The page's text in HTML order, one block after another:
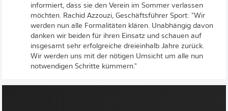
informiert, dass sie den Verein im Sommer verlassen
möchten. Rachid Azzouzi, Geschäftsführer Sport: "Wir
werden nun alle Formalitäten klären. Unabhängig davon
danken wir beiden für ihren Einsatz und schauen auf
insgesamt sehr erfolgreiche dreieinhalb Jahre zurück.
Wir werden uns mit der nötigen Umsicht um alle nun
notwendigen Schritte kümmern."